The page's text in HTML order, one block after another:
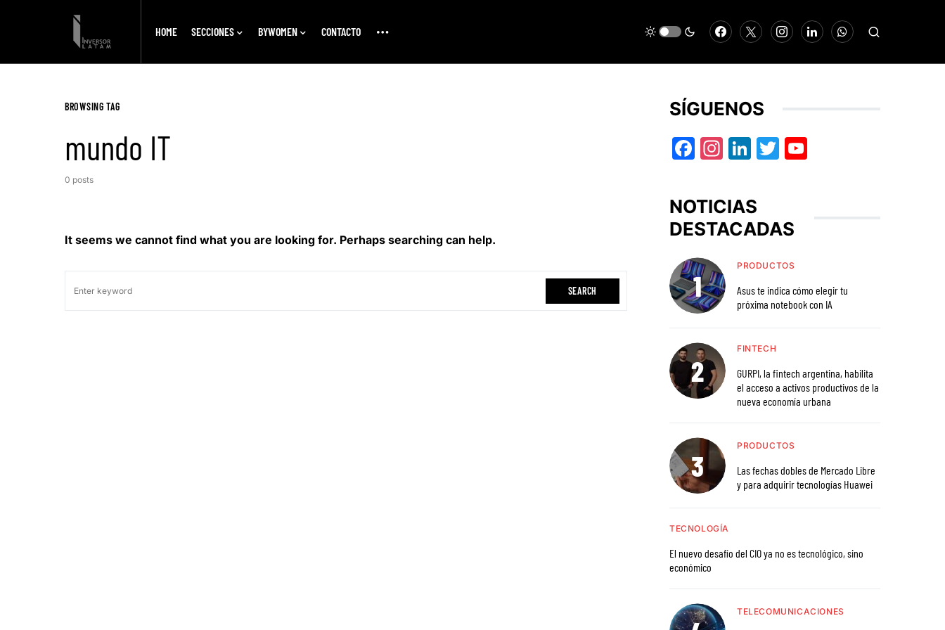
HOME SECCIONES BYWOMEN CONTACTO
BROWSING TAG
mundo IT
0 posts
It seems we cannot find what you are looking for. Perhaps searching can help.
SEARCH
SÍGUENOS
Facebook
Instagram
LinkedIn
Twitter
NOTICIAS
DESTACADAS
PRODUCTOS
Asus te indica cómo elegir tu
próxima notebook con IA
FINTECH
GURPI, la fintech argentina, habilita
el acceso a activos productivos de la
nueva economía urbana
PRODUCTOS
Las fechas dobles de Mercado Libre
y para adquirir tecnologías Huawei
TECNOLOGÍA
El nuevo desafío del CIO ya no es tecnológico, sino
económico
TELECOMUNICACIONES